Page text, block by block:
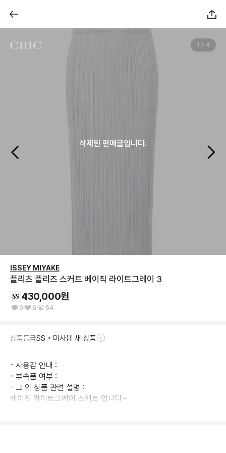
1 / 4
삭제된 판매글입니다.
ISSEY MIYAKE
플리츠 플리즈 스커트 베이직 라이트그레이 3
430,000원
0 6 54
상품등급SS • 미사용 새 상품
- 사용감 안내 :
- 부속품 여부 :
- 그 외 상품 관련 설명 :
베이직 라이트그레이 스커트 입니다~